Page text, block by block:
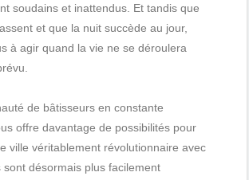
soudains et inattendus. Et tandis que
et que la nuit succède au jour,
à agir quand la vie ne se déroulera
de bâtisseurs en constante
offre davantage de possibilités pour
ville véritablement révolutionnaire avec
sont désormais plus facilement